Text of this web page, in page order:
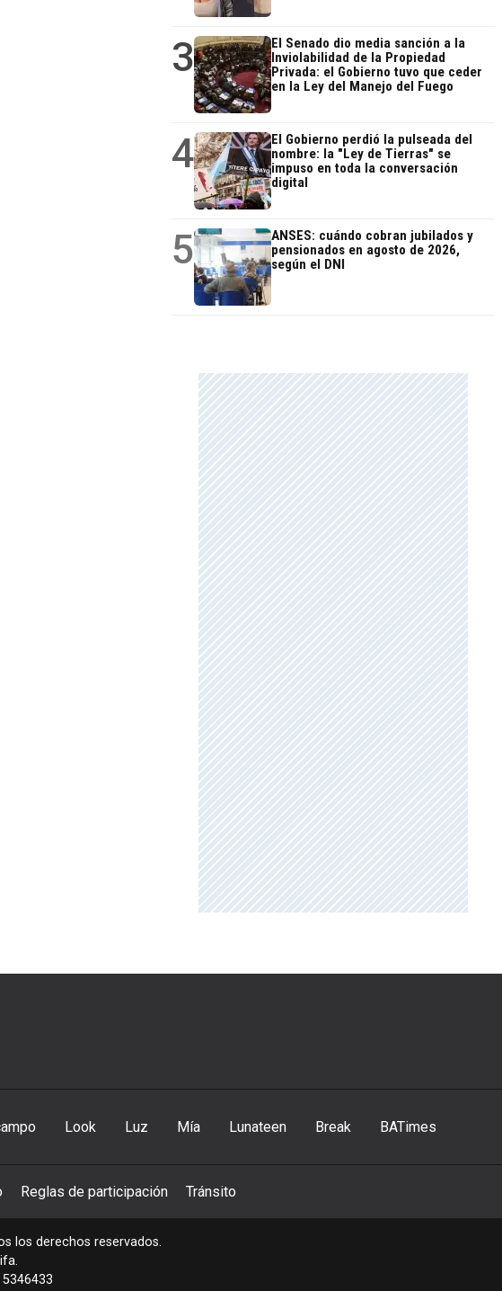
3
El Senado dio media sanción a la
Inviolabilidad de la Propiedad
Privada: el Gobierno tuvo que ceder
en la Ley del Manejo del Fuego
4
El Gobierno perdió la pulseada del
nombre: la "Ley de Tierras" se
impuso en toda la conversación
digital
5
ANSES: cuándo cobran jubilados y
pensionados en agosto de 2026,
según el DNI
Look Luz Mía Lunateen Break BATimes
Reglas de participación Tránsito
los derechos reservados.